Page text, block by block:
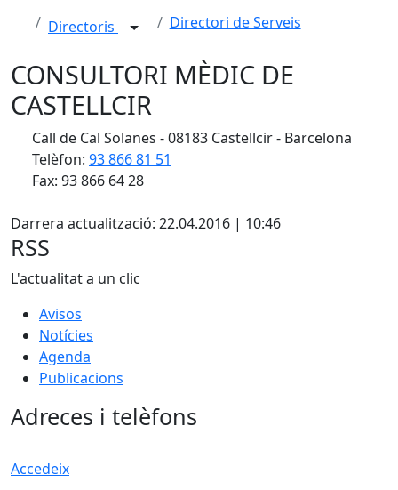
Directoris Directori de Serveis
CONSULTORI MÈDIC DE
CASTELLCIR
Call de Cal Solanes - 08183 Castellcir - Barcelona
Telèfon: 93 866 81 51
Fax: 93 866 64 28
Darrera actualització: 22.04.2016 | 10:46
RSS
L'actualitat a un clic
Avisos
Notícies
Agenda
Publicacions
Adreces i telèfons
Accedeix